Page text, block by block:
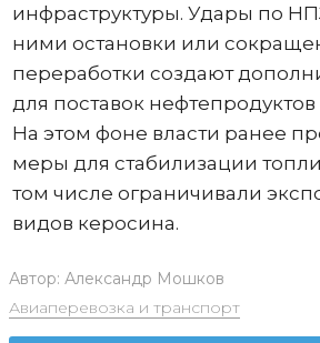
инфраструктуры. Удары по
ними остановки или
переработки создают
для поставок
На этом фоне власти ранее
меры для стабилизации
том числе ограничивали
видов керосина.
Автор: Александр Мошков
Авиаперевозка и транспорт